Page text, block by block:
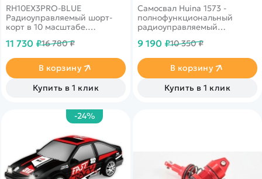
Самосвал Huina 1573 -
полнофункциональный
радиоуправляемый
перевозить грузы и
кузова.
9 190 ₽10 350 ₽
В корзину
Купить в 1 клик
RH10EX3PRO-BLUE
Радиоуправляемый шорт-
корт в 10 масштабе.
коллекторный двигатель,
до 45 км в час. Полный
привод. Аккумулятор с
ёмкостью 3300 мАч. Время
игры до 30 минут
11 730 ₽16 780 ₽
В корзину
Купить в 1 клик
-24%